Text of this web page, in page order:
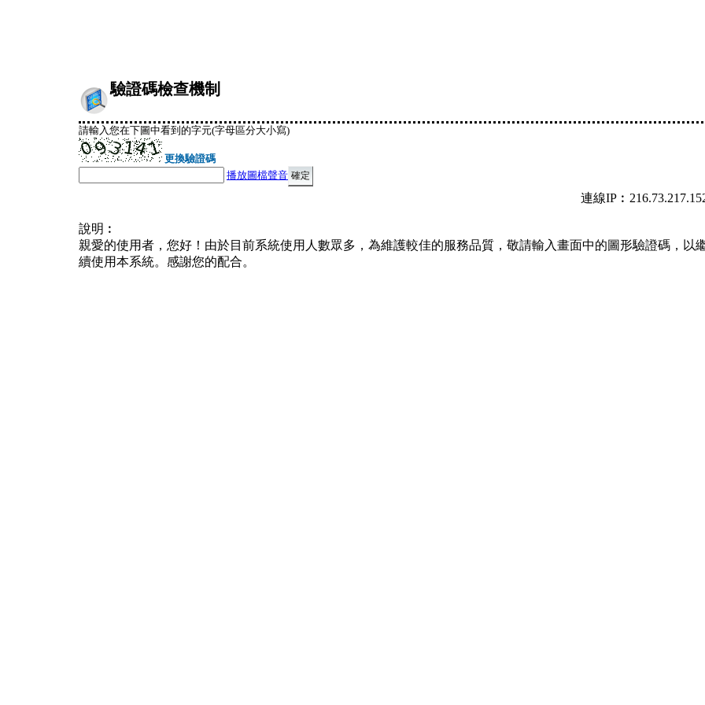
驗證碼檢查機制
請輸入您在下圖中看到的字元(字母區分大小寫)
更換驗證碼
播放圖檔聲音
連線
說明︰
親愛的使用者，您好！由於目前系統使用人數眾多，為維護較佳的服務品質，敬請輸入畫面中的圖形驗證碼，以
續使用本系統。感謝您的配合。